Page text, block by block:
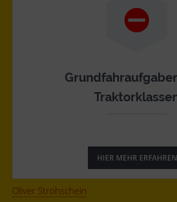
HIER MEHR ERFAHREN
Oliver Strohschein